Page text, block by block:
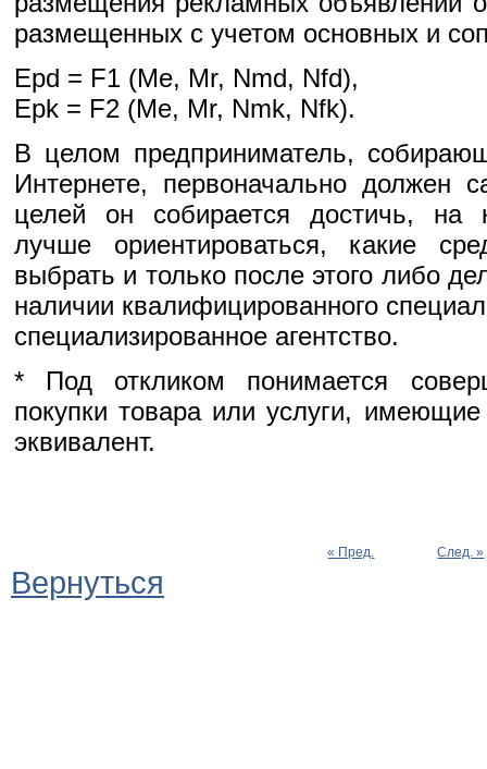
размещенных с учетом основных и
Epd = F1 (Me, Mr, Nmd, Nfd),
Epk = F2 (Me, Mr, Nmk, Nfk).
В целом предприниматель,
Интернете, первоначально должен
целей он собирается достичь, на
лучше ориентироваться, какие
выбрать и только после этого либо
наличии квалифицированного
специализированное агентство.
* Под откликом понимается
покупки товара или услуги,
эквивалент.
« Пред. След. »
Вернуться